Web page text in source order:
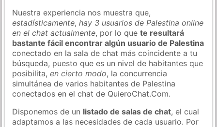
Nuestra experiencia nos muestra que,
estadísticamente,hay 3 usuarios de Palestina online
en el chat actualmente, por lo quete resultará
bastante fácil encontrar algún usuario de Palestina
conectado en la sala de chat más coincidente a tu
búsqueda, puesto que es un nivel de habitantes que
posibilita,en cierto modo, la concurrencia
simultánea de varios habitantes de Palestina
conectados en el chat de QuieroChat.Com.
Disponemos de un listado de salas de chat, el cual
adaptamos a las necesidades de cada usuario. Por